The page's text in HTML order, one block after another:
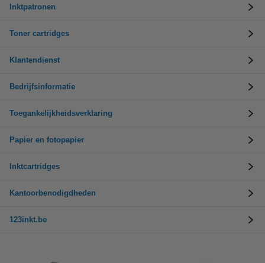
Inktpatronen
Toner cartridges
Klantendienst
Bedrijfsinformatie
Toegankelijkheidsverklaring
Papier en fotopapier
Inktcartridges
Kantoorbenodigdheden
123inkt.be